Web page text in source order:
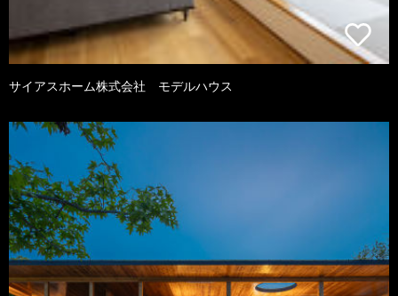
サイアスホーム株式会社 モデルハウス